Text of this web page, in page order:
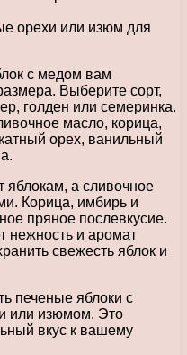
орехи или изюм для
с медом вам
Выберите сорт,
голден или семеринка.
масло, корица,
орех, ванильный
яблокам, а сливочное
Корица, имбирь и
пряное послевкусие.
нежность и аромат
свежесть яблок и
печеные яблоки с
или изюмом. Это
вкус к вашему